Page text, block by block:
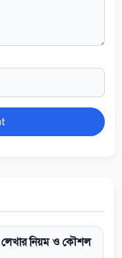
লেখার নিয়ম ও কৌশল